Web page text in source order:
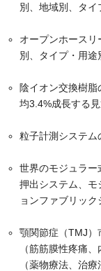
別、地域別、タイ
オープンホース
別、タイプ・用途
陰イオン交換樹
均3.4%成長する
粒子計測システム
世界のモジュラ
押出システム、モ
ョンファブリック
顎関節症（TMJ）
（筋筋膜性疼痛
（薬物療法、治